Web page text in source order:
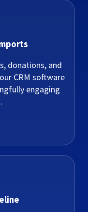
donations, and
CRM software
engaging